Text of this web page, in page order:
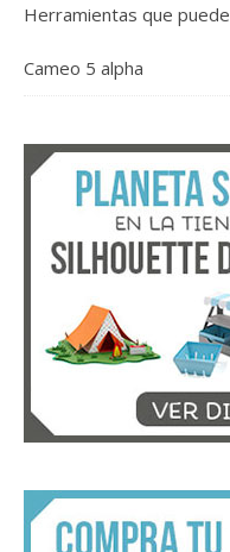
Herramientas que
Cameo 5 alpha